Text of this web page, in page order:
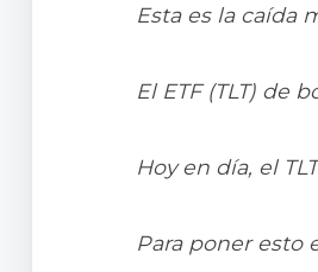
Esta es la caída
El ETF (TLT) de
Hoy en día, el
Para poner esto